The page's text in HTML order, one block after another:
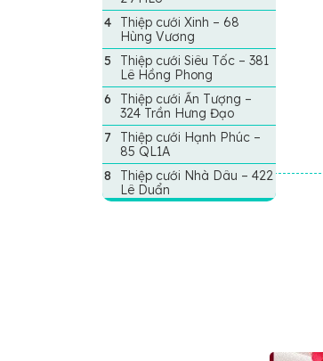
Thiệp cưới Xinh – 68
Hùng Vương
Thiệp cưới Siêu Tốc – 381
Lê Hồng Phong
Thiệp cưới Ấn Tượng –
324 Trần Hưng Đạo
Thiệp cưới Hạnh Phúc –
85 QL1A
Thiệp cưới Nhà Dâu – 422
Lê Duẩn